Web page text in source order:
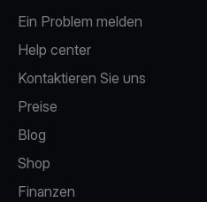
Ein Problem melden
Help center
Kontaktieren Sie uns
Preise
Blog
Shop
Finanzen